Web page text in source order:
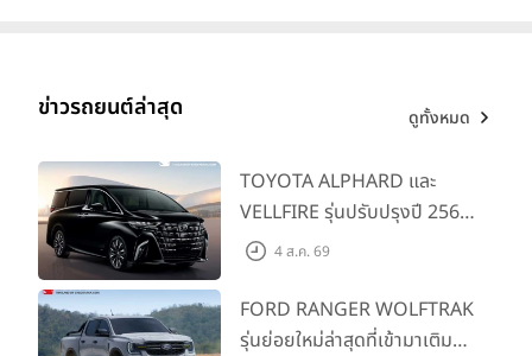
ข่าวรถยนต์ล่าสุด ดูทั้งหมด
TOYOTA ALPHARD และ
VELLFIRE รุ่นปรับปรุงปี 2569
พร้อมรุ่นย่อยใหม่ HEV
4 ส.ค. 69
FORD RANGER WOLFTRAK
รุ่นย่อยใหม่ล่าสุดที่เข้ามาเติม